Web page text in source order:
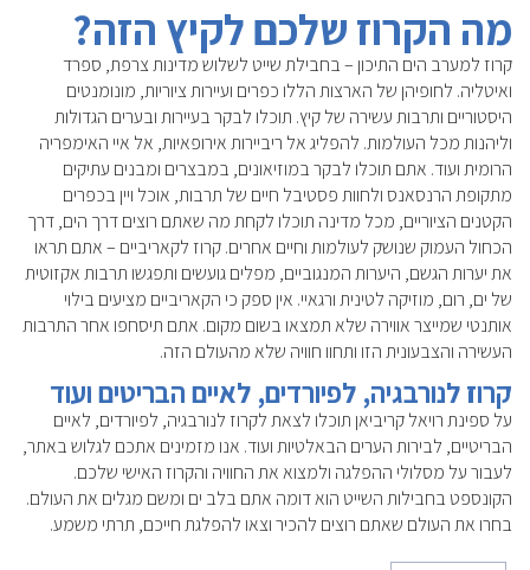
מה הקרוז שלכם לקיץ הזה?
קרוז למערב הים התיכון – בחבילת שייט לשלוש מדינות צרפת, ספרד
ואיטליה. לחופיהן של הארצות הללו כפרים ועיירות ציוריות, מונומנטים
היסטוריים ותרבות עשירה של קיץ. תוכלו לבקר בעיירות ובערים הגדולות
וליהנות מכל העולמות. להפליג אל ריביירות אירופאיות, אל איי האימפריה
הרומית ועוד. אתם תוכלו לבקר במוזיאונים, במבצרים ומבנים עתיקים
מתקופת הרנסאנס ולחוות פסטיבל חיים של תרבות, אוכל ויין בכפרים
הקטנים הציוריים, מכל מדינה תוכלו לקחת מה שאתם רוצים דרך הים, דרך
הכחול העמוק שנושק לעולמות וחיים אחרים. קרוז לקאריביים – אתם תראו
את יערות הגשם, היערות המנגוביים, מפלים גועשים ותפגשו תרבות אקזוטית
של ים, רום, מוזיקה לטינית ורגאיי. אין ספק כי הקאריביים מציעים בילוי
אותנטי שמייצר אווירה שלא תמצאו בשום מקום. אתם תיסחפו אחר התרבות
העשירה והצבעונית הזו ותחוו חוויה שלא מהעולם הזה.
קרוז לנורבגיה, לפיורדים, לאיים הבריטים ועוד
על ספינת רויאל קריביאן תוכלו לצאת לקרוז לנורבגיה, לפיורדים, לאיים
הבריטיים, לבירות הערים הבאלטיות ועוד. אנו מזמינים אתכם לגלוש באתר,
לעבור על מסלולי ההפלגה ולמצוא את החוויה והקרוז האישי שלכם.
הקונספט בחבילות השייט הוא דומה אתם בלב ים ומשם מגלים את העולם.
בחרו את העולם שאתם רוצים להכיר וצאו להפלגת חייכם, תרתי משמע.